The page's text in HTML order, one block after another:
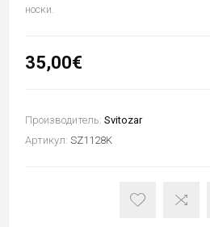
носки.
35,00€
Производитель: Svitozar
Артикул: SZ1128K